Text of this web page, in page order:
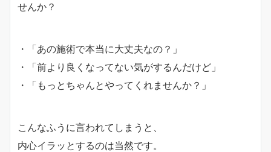
せんか？
・「あの施術で本当に大丈夫なの？」
・「前より良くなってない気がするんだけど」
・「もっとちゃんとやってくれませんか？」
こんなふうに言われてしまうと、
内心イラッとするのは当然です。